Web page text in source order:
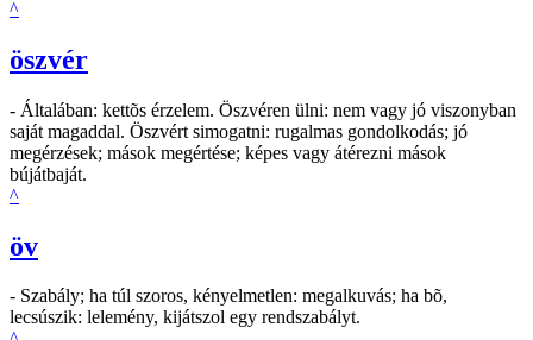
^
öszvér
- Általában: kettõs érzelem. Öszvéren ülni: nem vagy jó viszonyban
saját magaddal. Öszvért simogatni: rugalmas gondolkodás; jó
megérzések; mások megértése; képes vagy átérezni mások
bújátbaját.
^
öv
- Szabály; ha túl szoros, kényelmetlen: megalkuvás; ha bõ,
lecsúszik: lelemény, kijátszol egy rendszabályt.